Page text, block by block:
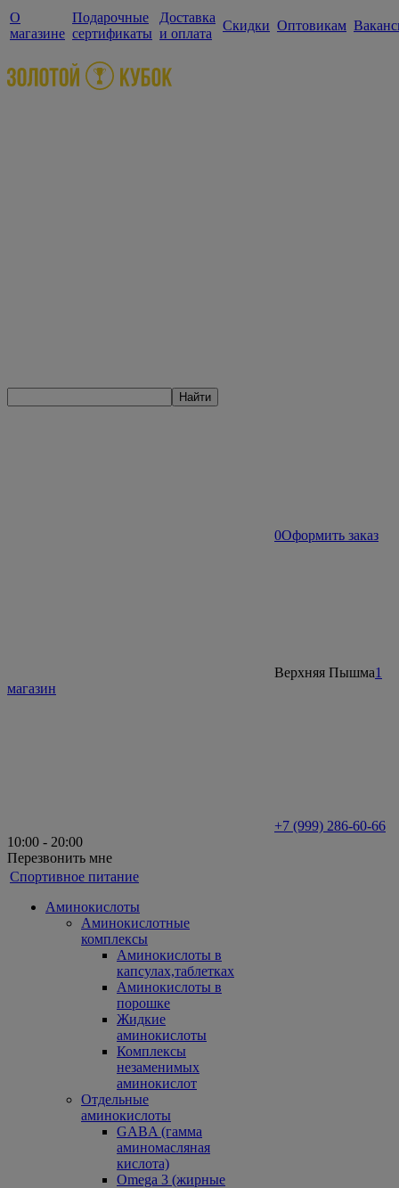
О
магазине
Подарочные
сертификаты
Доставка
и оплата
Скидки Оптовикам
Найти
0Оформить заказ
Верхняя Пышма1
магазин
+7 (999) 286-60-66
10:00 - 20:00
Перезвонить мне
Спортивное питание
Аминокислоты
Аминокислотные
комплексы
Аминокислоты в
капсулах,таблетках
Аминокислоты в
порошке
Жидкие
аминокислоты
Комплексы
незаменимых
аминокислот
Отдельные
аминокислоты
GABA (гамма
аминомасляная
кислота)
Omega 3 (жирные